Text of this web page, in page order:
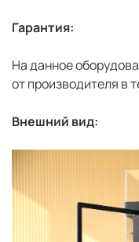
Гарантия:
На данное
от производителя в
Внешний вид: